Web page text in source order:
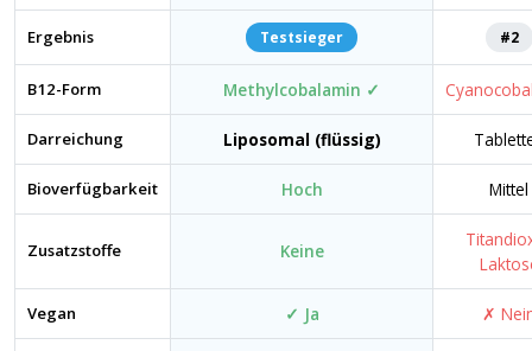
Ergebnis Testsieger #2
B12-Form Methylcobalamin ✓
Darreichung Liposomal (flüssig)
Bioverfügbarkeit Hoch Mittel
Zusatzstoffe Keine
Vegan ✓ Ja ✗